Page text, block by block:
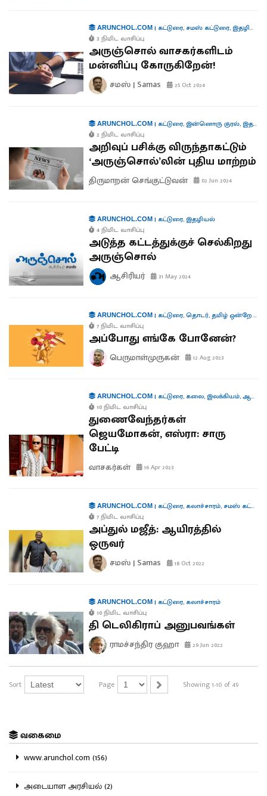
ARUNCHOL.COM| கட்டுரை, சமஸ் கட்டுரை, இதழியல்
3 நிமிட வாசிப்பு
அருஞ்சொல் வாசகர்களிடம்
மன்னிப்பு கோருகிறேன்!
சமஸ் | Samas 25 Oct 2024
ARUNCHOL.COM| கட்டுரை, இன்னொரு குரல், இதழியல்
2 நிமிட வாசிப்பு
அறிவுப் பசிக்கு விருந்தாகட்டும்
‘அருஞ்சொல்’லின் புதிய மாற்றம்
திருமாறன் செங்குட்டுவன் 02 Jun 2024
ARUNCHOL.COM| கட்டுரை, இதழியல்
4 நிமிட வாசிப்பு
அடுத்த கட்டத்துக்குச் செல்கிறது
அருஞ்சொல்
ஆசிரியர் 31 May 2024
ARUNCHOL.COM| கட்டுரை,தொடர், தமிழ் ஒன்றே போதும்
7 நிமிட வாசிப்பு
அப்போது எங்கே போனேன்?
பெருமாள்முருகன் 12 Aug 2023
ARUNCHOL.COM| கட்டுரை, கலை, இலக்கியம்,ஆளுமைகள்
10 நிமிட வாசிப்பு
துணைவேந்தர்கள்
ஜெயமோகன், எஸ்ரா: சாரு
பேட்டி
வாசகர்கள் 16 Apr 2023
ARUNCHOL.COM| கட்டுரை, கலாச்சாரம், சமஸ் கட்டுரை
7 நிமிட வாசிப்பு
அப்துல் மஜீத்: ஆயிரத்தில்
ஒருவர்
சமஸ் | Samas 18 Oct 2022
ARUNCHOL.COM| கட்டுரை, கலாச்சாரம்
10 நிமிட வாசிப்பு
தி டெலிகிராப் அனுபவங்கள்
ராமச்சந்திர குஹா 29 Jun 2022
Sort Page Showing 1-10 of 49
வகைமை
www.arunchol.com (156)
அடையாள அரசியல் (2)